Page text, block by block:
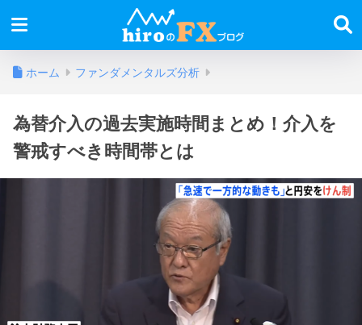
ホーム ファンダメンタルズ分析
為替介入の過去実施時間まとめ！介入を
警戒すべき時間帯とは